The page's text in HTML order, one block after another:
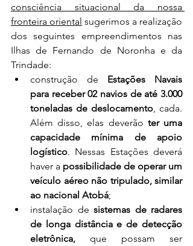
consciência situacional da nossa
fronteira oriental sugerimos a realização
dos seguintes empreendimentos nas
Ilhas de Fernando de Noronha e da
Trindade:
construção de Estações Navais
para receber 02 navios de até 3.000
toneladas de deslocamento , cada.
Além disso, elas deverão ter uma
capacidade mínima de apoio
logístico. Nessas Estações deverá
haver a possibilidade de operar um
veículo aéreo não tripulado, similar
ao nacional Atobá;
instalação de sistemas de radares
de longa distância e de detecção
eletrônica, que possam ser